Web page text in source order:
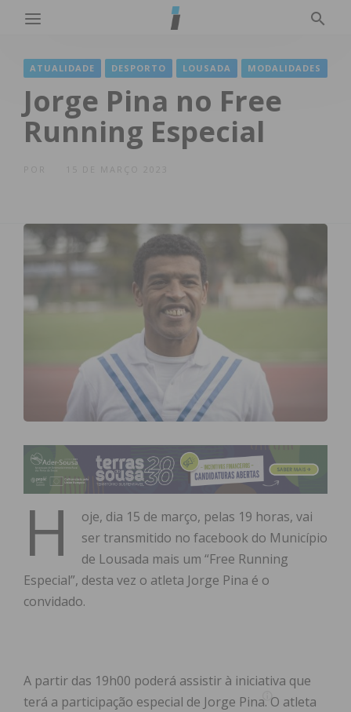
ATUALIDADE DESPORTO LOUSADA MODALIDADES
Jorge Pina no Free
Running Especial
15 DE MARÇO 2023
H
oje, dia 15 de março, pelas 19 horas, vai
ser transmitido no facebook do Município
de Lousada mais um “Free Running
Especial”, desta vez o atleta Jorge Pina é o
convidado.
A partir das 19h00 poderá assistir à iniciativa que
terá a participação especial de Jorge Pina. O atleta